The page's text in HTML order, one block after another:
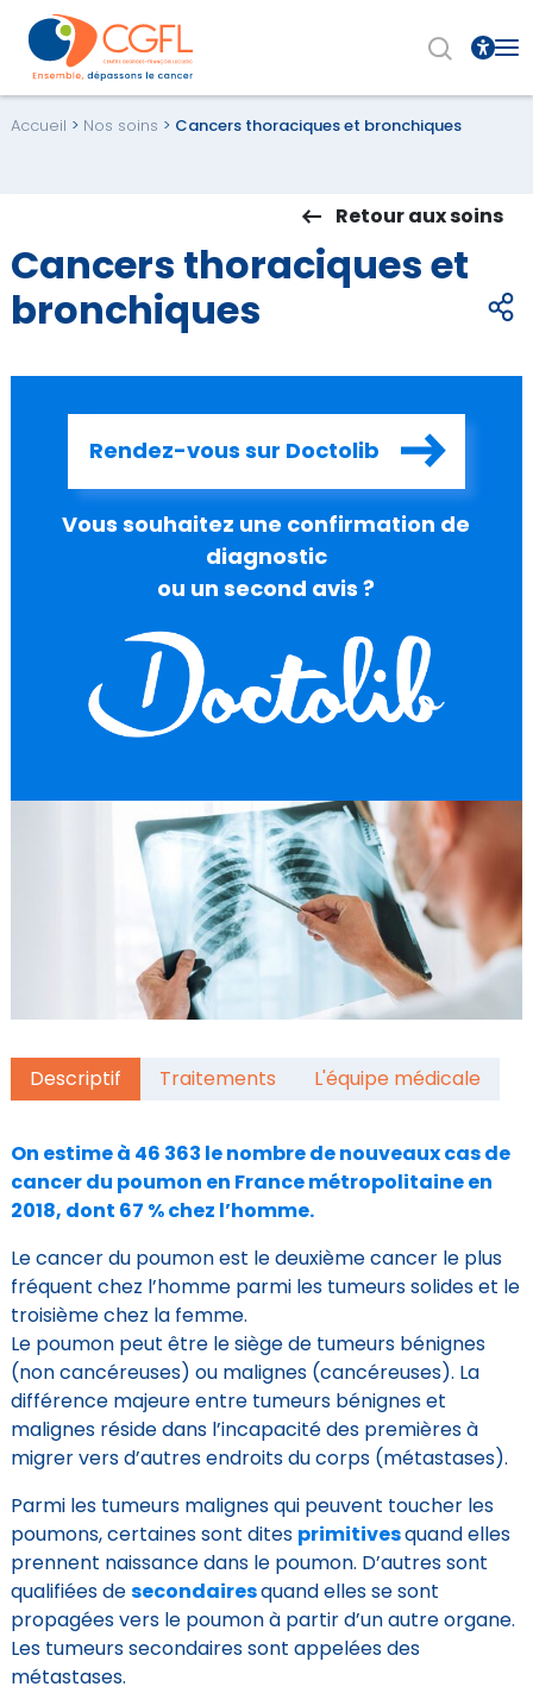
Accueil > Nos soins > Cancers thoraciques et bronchiques
Retour aux soins
Cancers thoraciques et
bronchiques
Rendez-vous sur Doctolib
Vous souhaitez une confirmation de
diagnostic
ou un second avis ?
Descriptif Traitements L'équipe médicale
On estime à 46 363 le nombre de nouveaux cas de
cancer du poumon en France métropolitaine en
2018, dont 67 % chez l’homme.
Le cancer du poumon est le deuxième cancer le plus
fréquent chez l’homme parmi les tumeurs solides et le
troisième chez la femme.
Le poumon peut être le siège de tumeurs bénignes
(non cancéreuses) ou malignes (cancéreuses). La
différence majeure entre tumeurs bénignes et
malignes réside dans l’incapacité des premières à
migrer vers d’autres endroits du corps (métastases).
Parmi les tumeurs malignes qui peuvent toucher les
poumons, certaines sont dites primitivesquand elles
prennent naissance dans le poumon. D’autres sont
qualifiées desecondairesquand elles se sont
propagées vers le poumon à partir d’un autre organe.
Les tumeurs secondaires sont appelées des
métastases.